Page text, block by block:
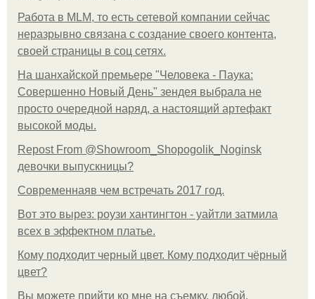
Работа в MLM, то есть сетевой компании сейчас
неразрывно связана с создание своего контента,
своей страницы в соц сетях.
На шанхайской премьере "Человека - Паука:
Совершенно Новый День" зендея выбрала не
просто очередной наряд, а настоящий артефакт
высокой моды.
Repost From @Showroom_Shopogolik_Noginsk
девочки выпускницы?
Современнаяв чем встречать 2017 год.
Вот это вырез: роузи хантингтон - уайтли затмила
всех в эффектном платьe.
Кому подходит черный цвет. Кому подходит чёрный
цвет?
Вы можете прийти ко мне на съемку, любой.